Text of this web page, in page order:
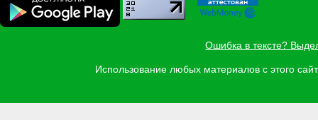
Ошибка в тексте?
Использование любых материалов с этого